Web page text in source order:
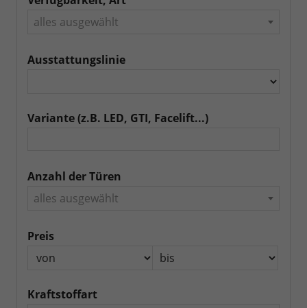
alles ausgewählt
Ausstattungslinie
Variante (z.B. LED, GTI, Facelift...)
Anzahl der Türen
alles ausgewählt
Preis
Kraftstoffart